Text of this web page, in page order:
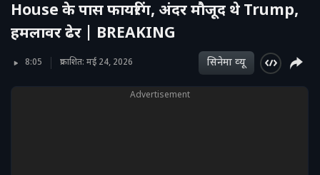
House के पास फायरिंग, अंदर मौजूद थे Trump,
हमलावर ढेर | BREAKING
8:05 प्रकाशित: मई 24, 2026 सिनेमा व्‍यू
Advertisement